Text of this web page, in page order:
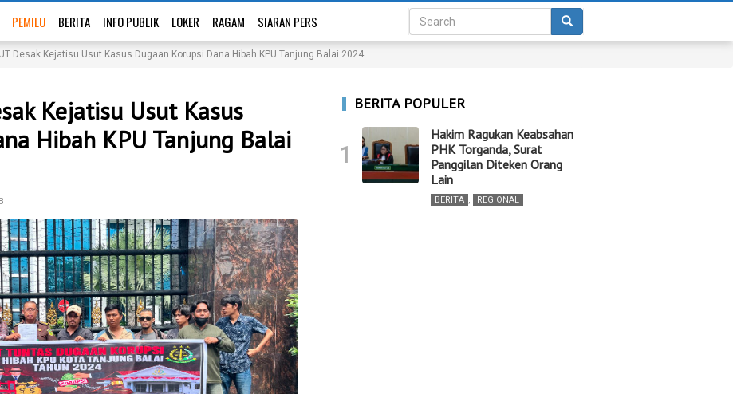
PEMILU BERITA INFO PUBLIK LOKER RAGAM SIARAN PERS
Desak Kejatisu Usut Kasus Dugaan Korupsi Dana Hibah KPU Tanjung Balai 2024
Kejatisu Usut Kasus
Hibah KPU Tanjung Balai
BERITA POPULER
1
Hakim Ragukan Keabsahan
PHK Torganda, Surat
Panggilan Diteken Orang
Lain
BERITA , REGIONAL